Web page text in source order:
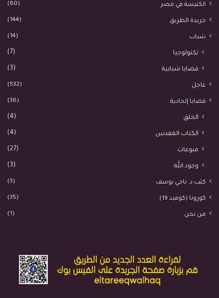
الكنيسة في مصر (80)
جريدة الطريق (144)
شباب (14)
تكنولوجيا (7)
قضايا شبابية (3)
عاجل (532)
قضايا إلحادية (38)
الخلق (4)
الكتاب المقدس (4)
منوعات (27)
وجود الله (3)
كتب د. ناجي يوسف (3)
كورونا (كوفيد 19) (35)
من نحن (1)